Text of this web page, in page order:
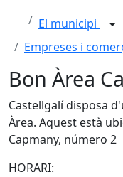
El municipi
Empreses i
Bon Àrea
Castellgalí disposa
Àrea. Aquest està
Capmany, número 2
HORARI: